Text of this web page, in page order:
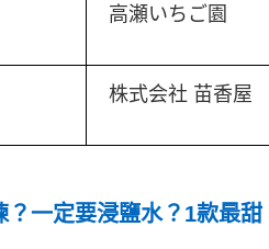
高瀬いちご園
株式会社 苗香屋
？一定要浸鹽水？1款最